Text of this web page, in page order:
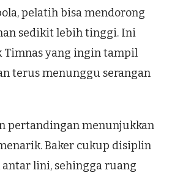
pelatih bisa mendorong
sedikit lebih tinggi. Ini
yang ingin tampil
terus menunggu serangan
pertandingan menunjukkan
Baker cukup disiplin
lini, sehingga ruang